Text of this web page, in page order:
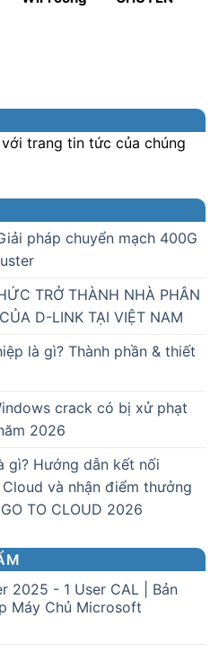
trang tin tức của chúng
pháp chuyển mạch 400G
TRỞ THÀNH NHÀ PHÂN
D-LINK TẠI VIỆT NAM
là gì? Thành phần & thiết
crack có bị xử phạt
2026
gì? Hướng dẫn kết nối
và nhận điểm thưởng
TO CLOUD 2026
2025 - 1 User CAL | Bản
Máy Chủ Microsoft